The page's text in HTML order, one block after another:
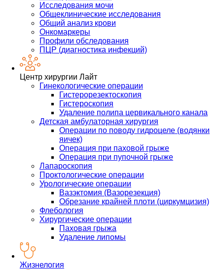
Исследования мочи
Общеклинические исследования
Общий анализ крови
Онкомаркеры
Профили обследования
ПЦР (диагностика инфекций)
Центр хирургии Лайт
Гинекологические операции
Гистерорезектоскопия
Гистероскопия
Удаление полипа цервикального канала
Детская амбулаторная хирургия
Операции по поводу гидроцеле (водянки
яичек)
Операция при паховой грыже
Операция при пупочной грыже
Лапароскопия
Проктологические операции
Урологические операции
Вазэктомия (Вазорезекция)
Обрезание крайней плоти (циркумцизия)
Флебология
Хирургические операции
Паховая грыжа
Удаление липомы
Жизнелогия